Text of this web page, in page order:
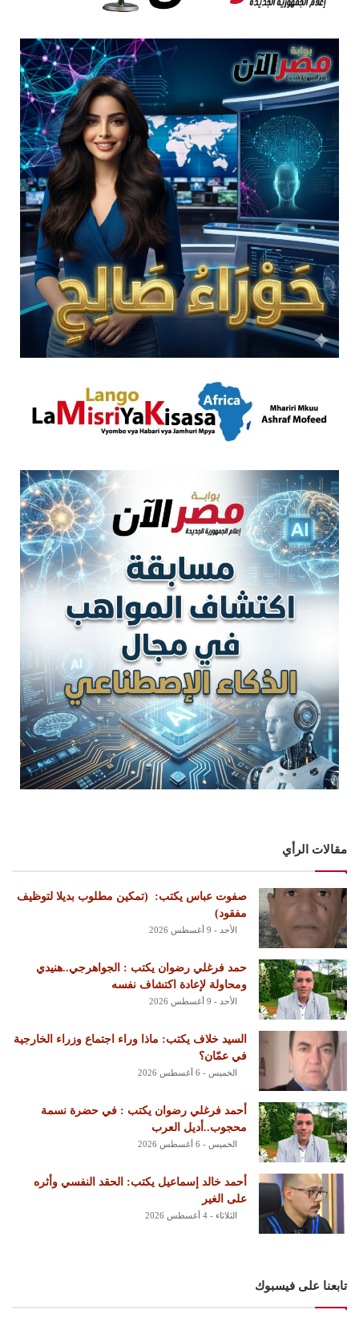
مقالات الرأي
‏صفوت عباس يكتب: ‏ ‏(تمكين مطلوب بديلا لتوظيف
مفقود)
الأحد - 9 أغسطس 2026
حمد فرغلي رضوان يكتب : الجواهرجي..هنيدي
ومحاولة لإعادة اكتشاف نفسه
الأحد - 9 أغسطس 2026
السيد خلاف يكتب: ماذا وراء اجتماع وزراء الخارجية
في عمّان؟
الخميس - 6 أغسطس 2026
أحمد فرغلي رضوان يكتب : في حضرة نسمة
محجوب..أديل العرب
الخميس - 6 أغسطس 2026
أحمد خالد إسماعيل يكتب: الحقد النفسي وأثره
على الغير
الثلاثاء - 4 أغسطس 2026
تابعنا على فيسبوك